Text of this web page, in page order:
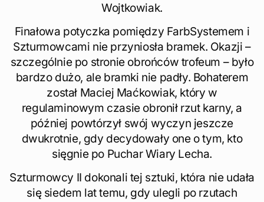
Wojtkowiak.
Finałowa potyczka pomiędzy FarbSystemem i
Szturmowcami nie przyniosła bramek. Okazji –
szczególnie po stronie obrońców trofeum – było
bardzo dużo, ale bramki nie padły. Bohaterem
został Maciej Maćkowiak, który w
regulaminowym czasie obronił rzut karny, a
później powtórzył swój wyczyn jeszcze
dwukrotnie, gdy decydowały one o tym, kto
sięgnie po Puchar Wiary Lecha.
Szturmowcy II dokonali tej sztuki, która nie udała
się siedem lat temu, gdy ulegli po rzutach